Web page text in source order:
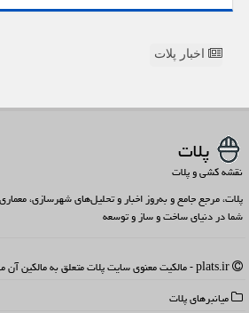
اخبار پلات
پلات
نقشه کشی و پلات
پلات، مرجع جامع و به‌روز اخبار و تحلیل‌های شهرسازی،
شما در دنیای ساخت و ساز و توسعه
میانبرهای پلات